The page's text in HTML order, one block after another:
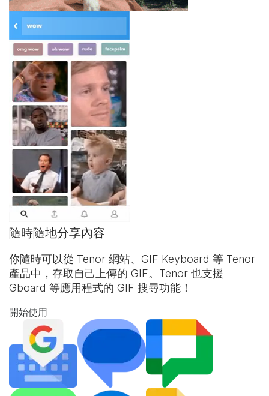
隨時隨地分享內容
你隨時可以從 Tenor 網站、 GIF Keyboard 等 Tenor
產品中，存取自己上傳的 GIF。Tenor 也支援
Gboard 等應用程式的 GIF 搜尋功能！
開始使用